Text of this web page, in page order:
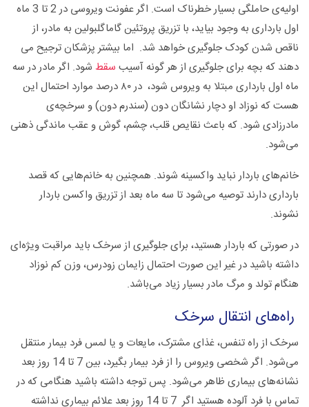
اولیه‌ی حاملگی بسیار خطرناک است. اگر عفونت ویروسی در 2 تا 3 ماه
اول بارداری به وجود بیاید، با تزریق پروتئین گاماگلبولین به مادر، از
ناقص شدن کودک جلوگیری خواهد شد. اما بیشتر پزشکان ترجیح می
دهند که بچه برای جلوگیری از هر گونه آسیب سقط شود. اگر مادر در سه
ماه اول بارداری مبتلا به ویروس شود، در ۸۰ درصد موارد احتمال این
هست که نوزاد او دچار نشانگان دون (سندرم دون) و سرخچه‌ی
مادرزادى ‌شود. که باعث نقایص قلب، چشم، گوش و عقب ‌ماندگى ذهنى
می‌شود.
خانم‌‌ها‌ی باردار نباید واکسینه شوند. همچنین به خانم‌هایی که قصد
بارداری دارند توصیه می‌شود تا سه ماه بعد از تزریق واکسن باردار
نشوند.
در صورتی که باردار هستید، برای جلوگیری از سرخک باید مراقبت ویژه‌ای
داشته باشید در غیر این صورت احتمال زایمان زودرس، وزن کم نوزاد
هنگام تولد و مرگ مادر بسیار زیاد می‌باشد.
راه‌های انتقال سرخک
سرخک از راه تنفس، غذای مشترک، مایعات و یا لمس فرد بیمار منتقل
می‌شود. اگر شخصی ویروس را از فرد بیمار بگیرد، بین 7 تا 14 روز بعد
نشانه‌های بیماری ظاهر می‌شود. پس توجه داشته باشید هنگامی که در
تماس با فرد آلوده هستید اگر 7 تا 14 روز بعد علائم بیماری نداشته